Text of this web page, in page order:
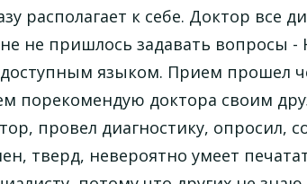
располагает к себе. Доктор
не пришлось задавать вопросы -
языком. Прием прошел
порекомендую доктора своим
провел диагностику, опросил,
тверд, невероятно умеет